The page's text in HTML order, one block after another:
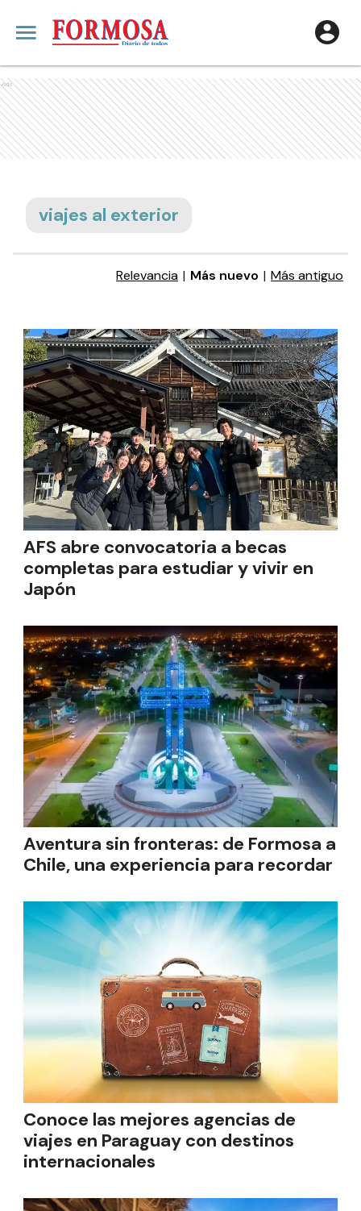
Ads
viajes al exterior
Relevancia | Más nuevo | Más antiguo
AFS abre convocatoria a becas
completas para estudiar y vivir en
Japón
Aventura sin fronteras: de Formosa a
Chile, una experiencia para recordar
Conoce las mejores agencias de
viajes en Paraguay con destinos
internacionales